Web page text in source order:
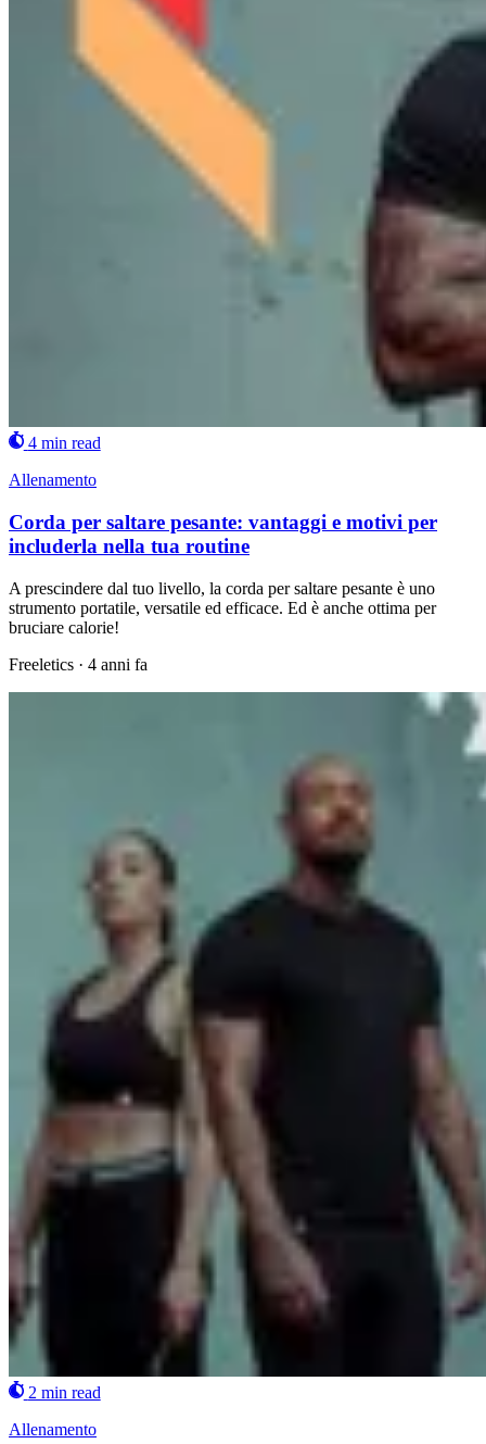
4 min read
Allenamento
Corda per saltare pesante: vantaggi e motivi per
includerla nella tua routine
A prescindere dal tuo livello, la corda per saltare pesante è uno
strumento portatile, versatile ed efficace. Ed è anche ottima per
bruciare calorie!
Freeletics · 4 anni fa
2 min read
Allenamento